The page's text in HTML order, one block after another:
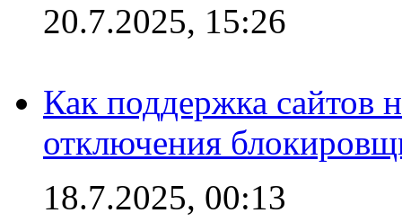
20.7.2025, 15:26
Как поддержка сайтов
отключения
18.7.2025, 00:13